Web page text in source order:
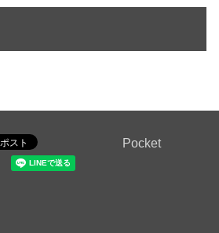
Pocket